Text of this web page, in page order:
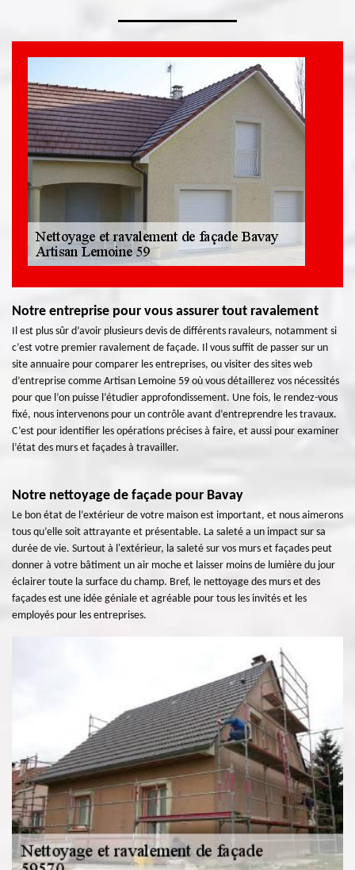
Notre entreprise pour vous assurer tout ravalement
Il est plus sûr d’avoir plusieurs devis de différents ravaleurs, notamment si
c’est votre premier ravalement de façade. Il vous suffit de passer sur un
site annuaire pour comparer les entreprises, ou visiter des sites web
d’entreprise comme Artisan Lemoine 59 où vous détaillerez vos nécessités
pour que l’on puisse l’étudier approfondissement. Une fois, le rendez-vous
fixé, nous intervenons pour un contrôle avant d’entreprendre les travaux.
C’est pour identifier les opérations précises à faire, et aussi pour examiner
l’état des murs et façades à travailler.
Notre nettoyage de façade pour Bavay
Le bon état de l’extérieur de votre maison est important, et nous aimerons
tous qu’elle soit attrayante et présentable. La saleté a un impact sur sa
durée de vie. Surtout à l'extérieur, la saleté sur vos murs et façades peut
donner à votre bâtiment un air moche et laisser moins de lumière du jour
éclairer toute la surface du champ. Bref, le nettoyage des murs et des
façades est une idée géniale et agréable pour tous les invités et les
employés pour les entreprises.